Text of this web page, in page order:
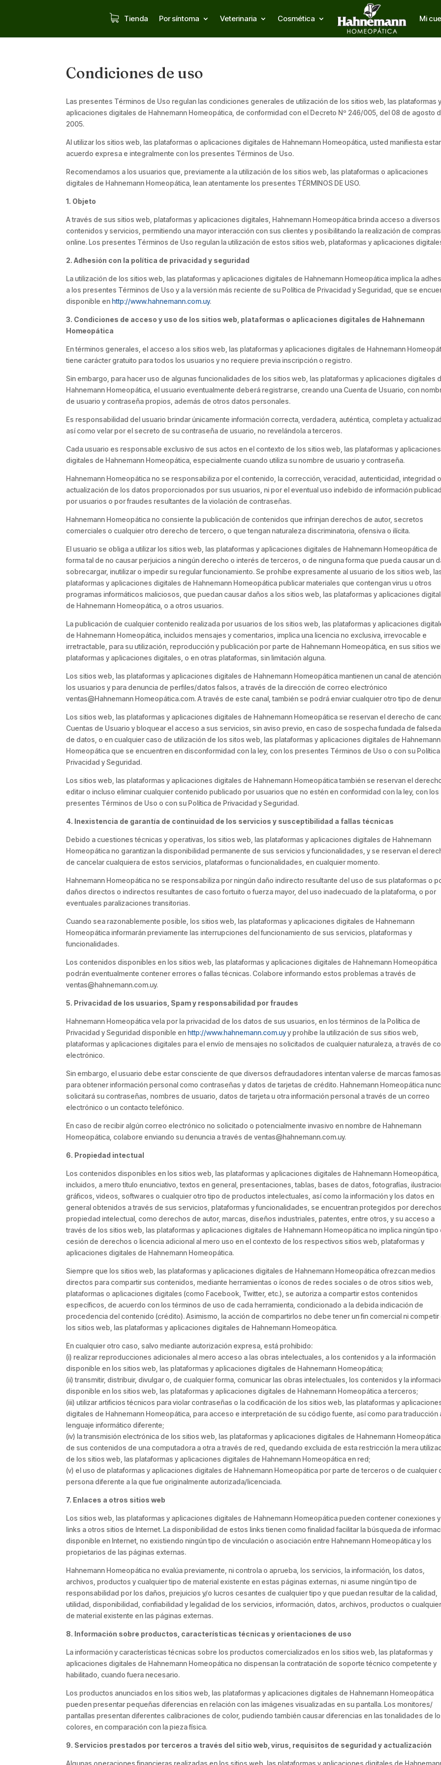
Tienda Por síntoma Veterinaria Cosmética Mi
Condiciones de uso
Las presentes Términos de Uso regulan las condiciones generales de utilización de los sitios web, las plataformas y
aplicaciones digitales de Hahnemann Homeopática, de conformidad con el Decreto Nº 246/005, del 08 de agosto
2005.
Al utilizar los sitios web, las plataformas o aplicaciones digitales de Hahnemann Homeopática, usted manifiesta
acuerdo expresa e integralmente con los presentes Términos de Uso.
Recomendamos a los usuarios que, previamente a la utilización de los sitios web, las plataformas o aplicaciones
digitales de Hahnemann Homeopática, lean atentamente los presentes TÉRMINOS DE USO.
1. Objeto
A través de sus sitios web, plataformas y aplicaciones digitales, Hahnemann Homeopática brinda acceso a diversos
contenidos y servicios, permitiendo una mayor interacción con sus clientes y posibilitando la realización de compras
online. Los presentes Términos de Uso regulan la utilización de estos sitios web, plataformas y aplicaciones
2. Adhesión con la política de privacidad y seguridad
La utilización de los sitios web, las plataformas y aplicaciones digitales de Hahnemann Homeopática implica la
a los presentes Términos de Uso y a la versión más reciente de su Política de Privacidad y Seguridad, que se
disponible en http://www.hahnemann.com.uy.
3. Condiciones de acceso y uso de los sitios web, plataformas o aplicaciones digitales de Hahnemann
Homeopática
En términos generales, el acceso a los sitios web, las plataformas y aplicaciones digitales de Hahnemann
tiene carácter gratuito para todos los usuarios y no requiere previa inscripción o registro.
Sin embargo, para hacer uso de algunas funcionalidades de los sitios web, las plataformas y aplicaciones digitales
Hahnemann Homeopática, el usuario eventualmente deberá registrarse, creando una Cuenta de Usuario, con
de usuario y contraseña propios, además de otros datos personales.
Es responsabilidad del usuario brindar únicamente información correcta, verdadera, auténtica, completa y
así como velar por el secreto de su contraseña de usuario, no revelándola a terceros.
Cada usuario es responsable exclusivo de sus actos en el contexto de los sitios web, las plataformas y aplicaciones
digitales de Hahnemann Homeopática, especialmente cuando utiliza su nombre de usuario y contraseña.
Hahnemann Homeopática no se responsabiliza por el contenido, la corrección, veracidad, autenticidad, integridad o
actualización de los datos proporcionados por sus usuarios, ni por el eventual uso indebido de información
por usuarios o por fraudes resultantes de la violación de contraseñas.
Hahnemann Homeopática no consiente la publicación de contenidos que infrinjan derechos de autor, secretos
comerciales o cualquier otro derecho de tercero, o que tengan naturaleza discriminatoria, ofensiva o ilícita.
El usuario se obliga a utilizar los sitios web, las plataformas y aplicaciones digitales de Hahnemann Homeopática de
forma tal de no causar perjuicios a ningún derecho o interés de terceros, o de ninguna forma que pueda causar un
sobrecargar, inutilizar o impedir su regular funcionamiento. Se prohíbe expresamente al usuario de los sitios web,
plataformas y aplicaciones digitales de Hahnemann Homeopática publicar materiales que contengan virus u otros
programas informáticos maliciosos, que puedan causar daños a los sitios web, las plataformas y aplicaciones
de Hahnemann Homeopática, o a otros usuarios.
La publicación de cualquier contenido realizada por usuarios de los sitios web, las plataformas y aplicaciones
de Hahnemann Homeopática, incluidos mensajes y comentarios, implica una licencia no exclusiva, irrevocable e
irretractable, para su utilización, reproducción y publicación por parte de Hahnemann Homeopática, en sus sitios
plataformas y aplicaciones digitales, o en otras plataformas, sin limitación alguna.
Los sitios web, las plataformas y aplicaciones digitales de Hahnemann Homeopática mantienen un canal de
los usuarios y para denuncia de perfiles/datos falsos, a través de la dirección de correo electrónico
ventas@Hahnemann Homeopática.com. A través de este canal, también se podrá enviar cualquier otro tipo de
Los sitios web, las plataformas y aplicaciones digitales de Hahnemann Homeopática se reservan el derecho de
Cuentas de Usuario y bloquear el acceso a sus servicios, sin aviso previo, en caso de sospecha fundada de
de datos, o en cualquier caso de utilización de los sitos web, las plataformas y aplicaciones digitales de Hahnemann
Homeopática que se encuentren en disconformidad con la ley, con los presentes Términos de Uso o con su
Privacidad y Seguridad.
Los sitios web, las plataformas y aplicaciones digitales de Hahnemann Homeopática también se reservan el
editar o incluso eliminar cualquier contenido publicado por usuarios que no estén en conformidad con la ley, con los
presentes Términos de Uso o con su Política de Privacidad y Seguridad.
4. Inexistencia de garantía de continuidad de los servicios y susceptibilidad a fallas técnicas
Debido a cuestiones técnicas y operativas, los sitios web, las plataformas y aplicaciones digitales de Hahnemann
Homeopática no garantizan la disponibilidad permanente de sus servicios y funcionalidades, y se reservan el
de cancelar cualquiera de estos servicios, plataformas o funcionalidades, en cualquier momento.
Hahnemann Homeopática no se responsabiliza por ningún daño indirecto resultante del uso de sus plataformas o
daños directos o indirectos resultantes de caso fortuito o fuerza mayor, del uso inadecuado de la plataforma, o por
eventuales paralizaciones transitorias.
Cuando sea razonablemente posible, los sitios web, las plataformas y aplicaciones digitales de Hahnemann
Homeopática informarán previamente las interrupciones del funcionamiento de sus servicios, plataformas y
funcionalidades.
Los contenidos disponibles en los sitios web, las plataformas y aplicaciones digitales de Hahnemann Homeopática
podrán eventualmente contener errores o fallas técnicas. Colabore informando estos problemas a través de
ventas@hahnemann.com.uy.
5. Privacidad de los usuarios, Spam y responsabilidad por fraudes
Hahnemann Homeopática vela por la privacidad de los datos de sus usuarios, en los términos de la Política de
Privacidad y Seguridad disponible en http://www.hahnemann.com.uyy prohíbe la utilización de sus sitios web,
plataformas y aplicaciones digitales para el envío de mensajes no solicitados de cualquier naturaleza, a través de
electrónico.
Sin embargo, el usuario debe estar consciente de que diversos defraudadores intentan valerse de marcas famosas
para obtener información personal como contraseñas y datos de tarjetas de crédito. Hahnemann Homeopática
solicitará su contraseñas, nombres de usuario, datos de tarjeta u otra información personal a través de un correo
electrónico o un contacto telefónico.
En caso de recibir algún correo electrónico no solicitado o potencialmente invasivo en nombre de Hahnemann
Homeopática, colabore enviando su denuncia a través de ventas@hahnemann.com.uy.
6. Propiedad intectual
Los contenidos disponibles en los sitios web, las plataformas y aplicaciones digitales de Hahnemann Homeopática,
incluidos, a mero título enunciativo, textos en general, presentaciones, tablas, bases de datos, fotografías,
gráficos, videos, softwares o cualquier otro tipo de productos intelectuales, así como la información y los datos en
general obtenidos a través de sus servicios, plataformas y funcionalidades, se encuentran protegidos por
propiedad intelectual, como derechos de autor, marcas, diseños industriales, patentes, entre otros, y su acceso a
través de los sitios web, las plataformas y aplicaciones digitales de Hahnemann Homeopática no implica ningún tipo
cesión de derechos o licencia adicional al mero uso en el contexto de los respectivos sitios web, plataformas y
aplicaciones digitales de Hahnemann Homeopática.
Siempre que los sitios web, las plataformas y aplicaciones digitales de Hahnemann Homeopática ofrezcan medios
directos para compartir sus contenidos, mediante herramientas o íconos de redes sociales o de otros sitios web,
plataformas o aplicaciones digitales (como Facebook, Twitter, etc.), se autoriza a compartir estos contenidos
específicos, de acuerdo con los términos de uso de cada herramienta, condicionado a la debida indicación de
procedencia del contenido (crédito). Asimismo, la acción de compartirlos no debe tener un fin comercial ni competir
los sitios web, las plataformas y aplicaciones digitales de Hahnemann Homeopática.
En cualquier otro caso, salvo mediante autorización expresa, está prohibido:
(i) realizar reproducciones adicionales al mero acceso a las obras intelectuales, a los contenidos y a la información
disponible en los sitios web, las plataformas y aplicaciones digitales de Hahnemann Homeopática;
(ii) transmitir, distribuir, divulgar o, de cualquier forma, comunicar las obras intelectuales, los contenidos y la
disponible en los sitios web, las plataformas y aplicaciones digitales de Hahnemann Homeopática a terceros;
(iii) utilizar artificios técnicos para violar contraseñas o la codificación de los sitios web, las plataformas y
digitales de Hahnemann Homeopática, para acceso e interpretación de su código fuente, así como para traducción
lenguaje informático diferente;
(iv) la transmisión electrónica de los sitios web, las plataformas y aplicaciones digitales de Hahnemann
de sus contenidos de una computadora a otra a través de red, quedando excluida de esta restricción la mera
de los sitios web, las plataformas y aplicaciones digitales de Hahnemann Homeopática en red;
(v) el uso de plataformas y aplicaciones digitales de Hahnemann Homeopática por parte de terceros o de cualquier
persona diferente a la que fue originalmente autorizada/licenciada.
7. Enlaces a otros sitios web
Los sitios web, las plataformas y aplicaciones digitales de Hahnemann Homeopática pueden contener conexiones y
links a otros sitios de Internet. La disponibilidad de estos links tienen como finalidad facilitar la búsqueda de
disponible en Internet, no existiendo ningún tipo de vinculación o asociación entre Hahnemann Homeopática y los
propietarios de las páginas externas.
Hahnemann Homeopática no evalúa previamente, ni controla o aprueba, los servicios, la información, los datos,
archivos, productos y cualquier tipo de material existente en estas páginas externas, ni asume ningún tipo de
responsabilidad por los daños, prejuicios y/o lucros cesantes de cualquier tipo y que puedan resultar de la calidad,
utilidad, disponibilidad, confiabilidad y legalidad de los servicios, información, datos, archivos, productos o
de material existente en las páginas externas.
8. Información sobre productos, características técnicas y orientaciones de uso
La información y características técnicas sobre los productos comercializados en los sitios web, las plataformas y
aplicaciones digitales de Hahnemann Homeopática no dispensan la contratación de soporte técnico competente y
habilitado, cuando fuera necesario.
Los productos anunciados en los sitios web, las plataformas y aplicaciones digitales de Hahnemann Homeopática
pueden presentar pequeñas diferencias en relación con las imágenes visualizadas en su pantalla. Los monitores/
pantallas presentan diferentes calibraciones de color, pudiendo también causar diferencias en las tonalidades de
colores, en comparación con la pieza física.
9. Servicios prestados por terceros a través del sitio web, virus, requisitos de seguridad y actualización
Algunas operaciones financieras realizadas en los sitios web, las plataformas y aplicaciones digitales de